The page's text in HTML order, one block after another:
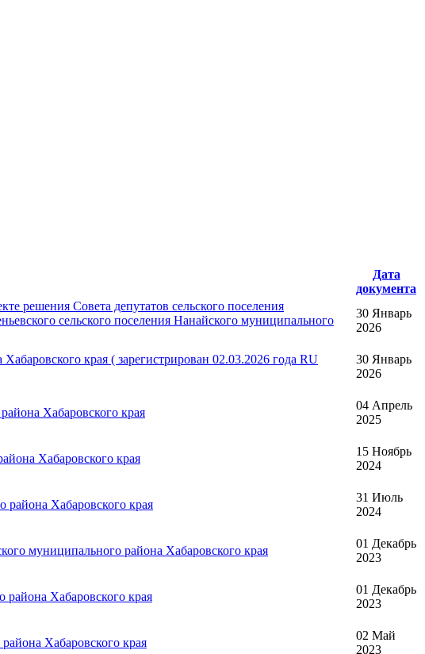
Дата
документа
решения Совета депутатов сельского поселения
сельского поселения Нанайского муниципального
30 Январь
2026
края ( зарегистрирован 02.03.2026 года RU
30 Январь
2026
Хабаровского края
04 Апрель
2025
Хабаровского края
15 Ноябрь
2024
района Хабаровского края
31 Июль
2024
муниципального района Хабаровского края
01 Декабрь
2023
Хабаровского края
01 Декабрь
2023
Хабаровского края
02 Май
2023